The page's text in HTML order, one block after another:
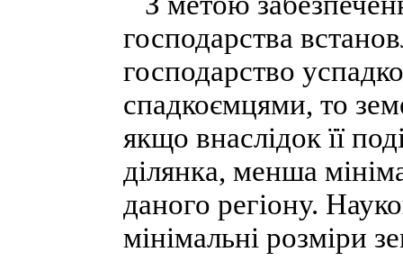
господарства
господарство
спадкоємцями, то
якщо внаслідок її
ділянка, менша
даного регіону.
мінімальні розміри